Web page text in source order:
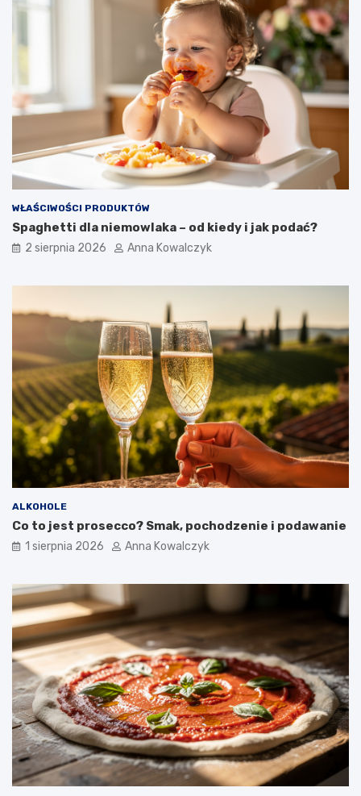
WŁAŚCIWOŚCI PRODUKTÓW
Spaghetti dla niemowlaka – od kiedy i jak podać?
2 sierpnia 2026 Anna Kowalczyk
ALKOHOLE
Co to jest prosecco? Smak, pochodzenie i podawanie
1 sierpnia 2026 Anna Kowalczyk